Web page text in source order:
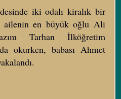
iki odalı kiralık bir
ailenin en büyük oğlu Ali
Tarhan İlköğretim
okurken, babası Ahmet